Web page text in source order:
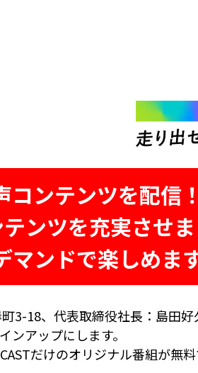
ンテンツを配信！
ンツを充実させま
ンドで楽しめます
3-18、代表取締役社長：島田
ンアップにします。
だけのオリジナル番組が無料